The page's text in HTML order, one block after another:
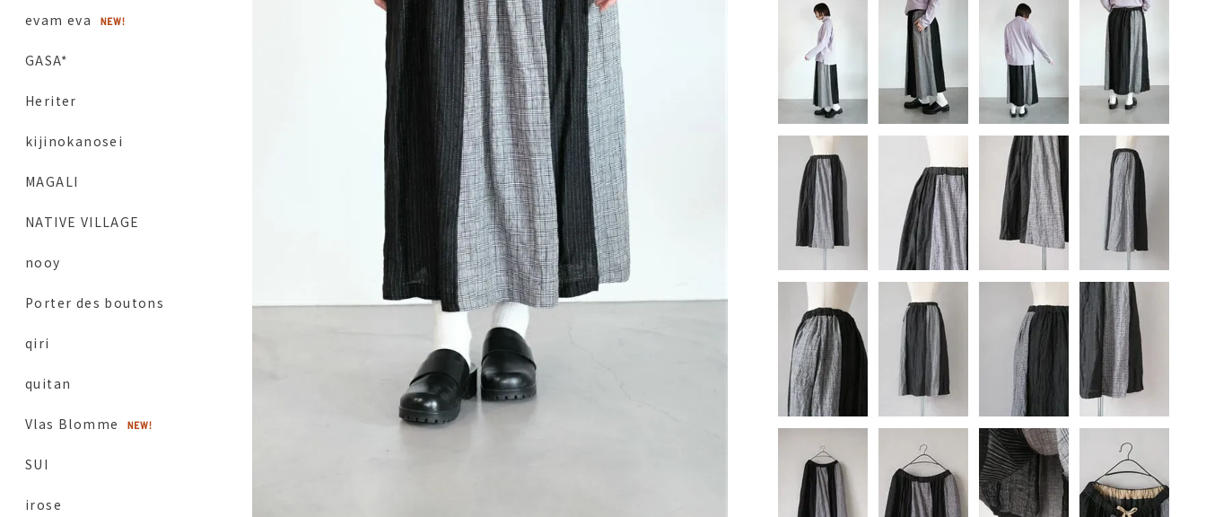
evam eva
GASA*
Heriter
kijinokanosei
MAGALI
NATIVE VILLAGE
nooy
Porter des boutons
qiri
quitan
Vlas Blomme
SUI
irose